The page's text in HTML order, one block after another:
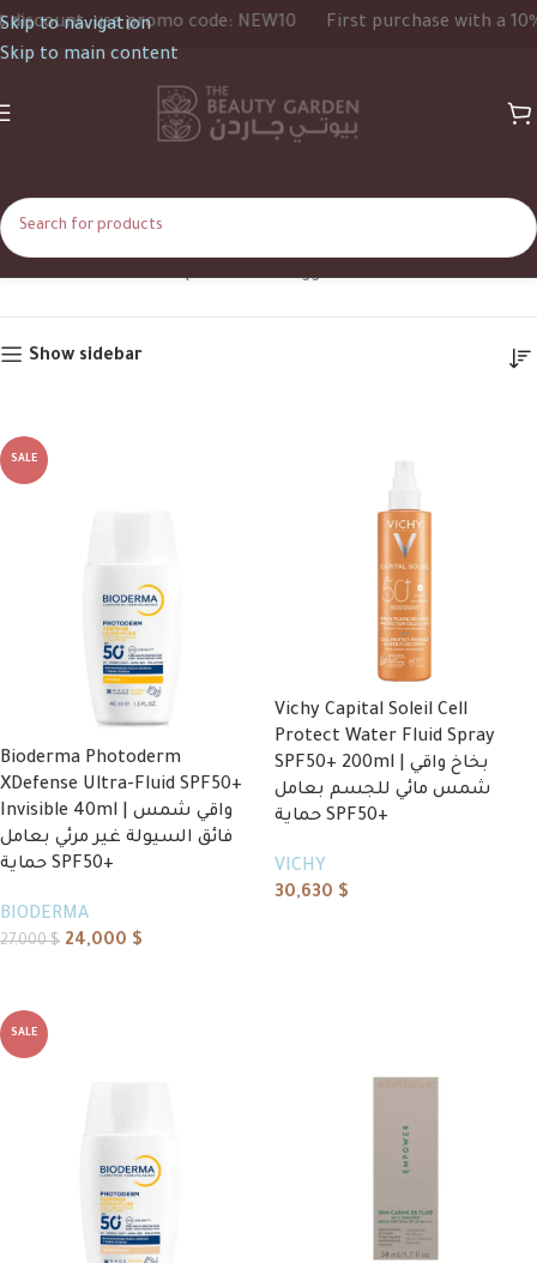
Skip to navigation
Skip to main content
use promo code: NEW10 First purchase with a 10%
SPF50 Home Shop Products tagged “SPF50”
Show sidebar
SALE
Bioderma Photoderm
XDefense Ultra-Fluid SPF50+
Invisible 40ml | واقي شمس
فائق السيولة غير مرئي بعامل
حماية SPF50+
BIODERMA
27,000$ 24,000 $
Vichy Capital Soleil Cell
Protect Water Fluid Spray
SPF50+ 200ml | بخاخ واقي
شمس مائي للجسم بعامل
حماية SPF50+
VICHY
30,630 $
SALE